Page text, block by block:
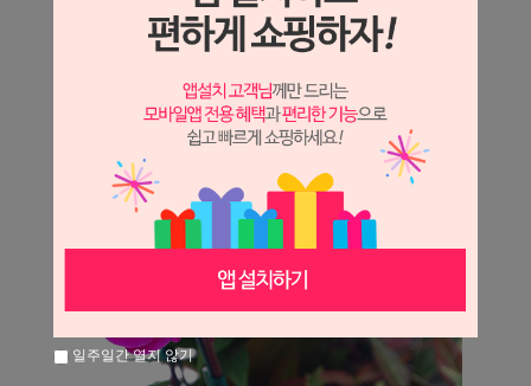
일주일간 열지 않기